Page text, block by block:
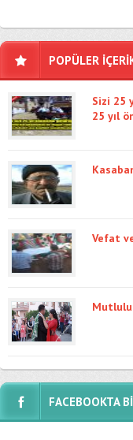
POPÜLER
Sizi 25
25 yıl
Vefat
FACEBOOKTA